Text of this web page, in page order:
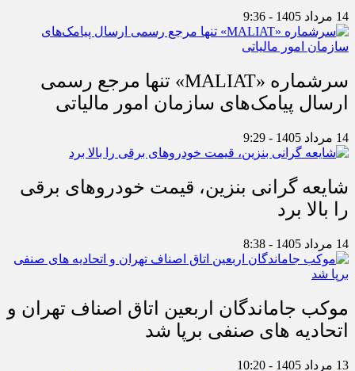
14 مرداد 1405 - 9:36
سرشماره «MALIAT» تنها مرجع رسمی
ارسال پیامک‌های سازمان امور مالیاتی
14 مرداد 1405 - 9:29
شایعه گرانی بنزین، قیمت خودروهای برقی
را بالا برد
14 مرداد 1405 - 8:38
موکب جاماندگان اربعین اتاق اصناف تهران و
اتحادیه های صنفی برپا شد
13 مرداد 1405 - 10:20